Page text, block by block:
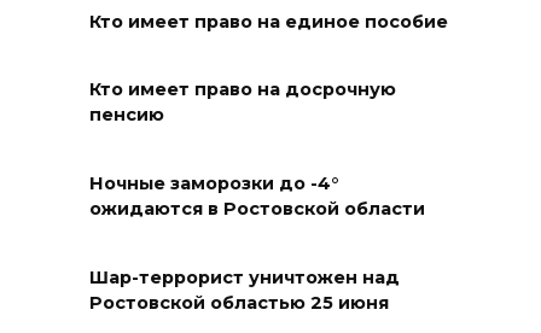
05 августа 2026 18:29
Подготовка к школе
Жеребьевка политических
05 августа 2026 18:25
Кто имеет право на единое пособие
Кто имеет право на досрочную
пенсию
Ночные заморозки до -4°
ожидаются в Ростовской области
Шар-террорист уничтожен над
Ростовской областью 25 июня